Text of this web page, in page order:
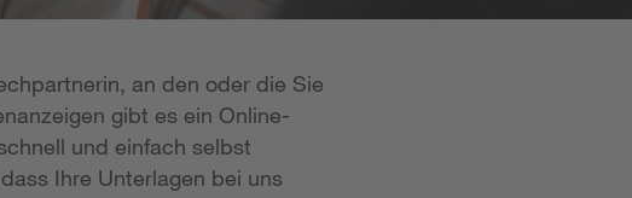
an den oder die Sie
gibt es ein Online-
und einfach selbst
Ihre Unterlagen bei uns